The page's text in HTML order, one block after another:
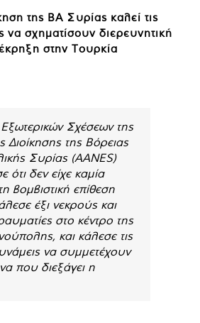
της ΒΑ Συρίας καλεί τις
να σχηματίσουν διερευνητική
στην Τουρκία
Σχέσεων της
Διοίκησης της Βόρειας
Συρίας (AANES)
ότι δεν είχε καμία
βομβιστική επίθεση
έξι νεκρούς και
στο κέντρο της
και κάλεσε τις
να συμμετέχουν
που διεξάγει η